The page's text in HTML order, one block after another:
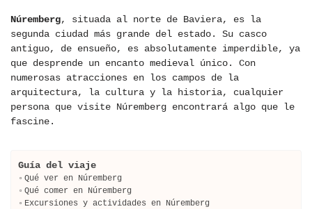
Núremberg, situada al norte de Baviera, es la
segunda ciudad más grande del estado. Su casco
antiguo, de ensueño, es absolutamente imperdible, ya
que desprende un encanto medieval único. Con
numerosas atracciones en los campos de la
arquitectura, la cultura y la historia, cualquier
persona que visite Núremberg encontrará algo que le
fascine.
Guía del viaje
Qué ver en Núremberg
Qué comer en Núremberg
Excursiones y actividades en Núremberg